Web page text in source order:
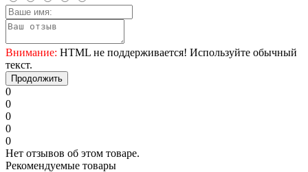
Внимание: HTML не поддерживается! Используйте обычный
текст.
Продолжить
0
0
0
0
0
Нет отзывов об этом товаре.
Рекомендуемые товары